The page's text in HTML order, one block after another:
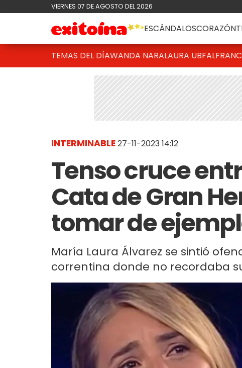
VIERNES 07 DE AGOSTO DEL 2026
ESCÁNDALOSCORAZÓN
TEMAS DEL DÍAWANDA NARALAURA UBFAL
INTERMINABLE27-11-2023 14:12
Tenso cruce
Cata de Gran
tomar de
María Laura Álvarez se sintió
correntina donde no recordaba